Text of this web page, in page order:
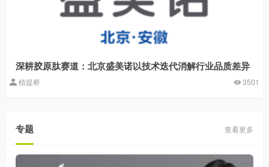
深耕胶原肽赛道：北京盛美诺以技术迭代消解行业品质差异
植提桥 3501
专题 查看更多